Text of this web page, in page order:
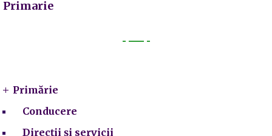
Primarie
Primărie
Conducere
Direcții și servicii